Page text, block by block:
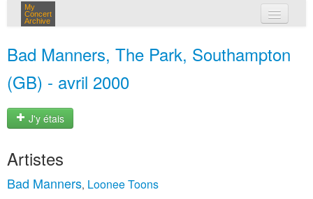
My
Concert
Archive
Bad Manners, The Park, Southampton
(GB) - avril 2000
J'y étais
Artistes
Bad Manners, Loonee Toons